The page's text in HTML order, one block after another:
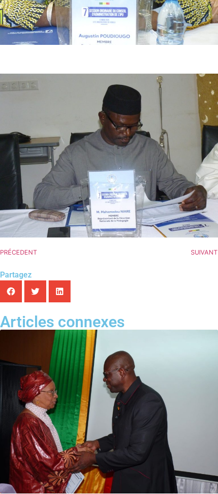
PRÉCEDENT SUIVANT
Partagez
Articles connexes